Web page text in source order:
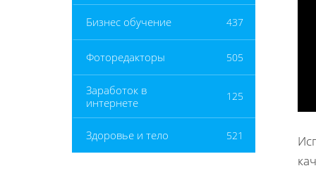
Бизнес обучение 437
Фоторедакторы 505
Заработок в
интернете
125
Здоровье и тело 521